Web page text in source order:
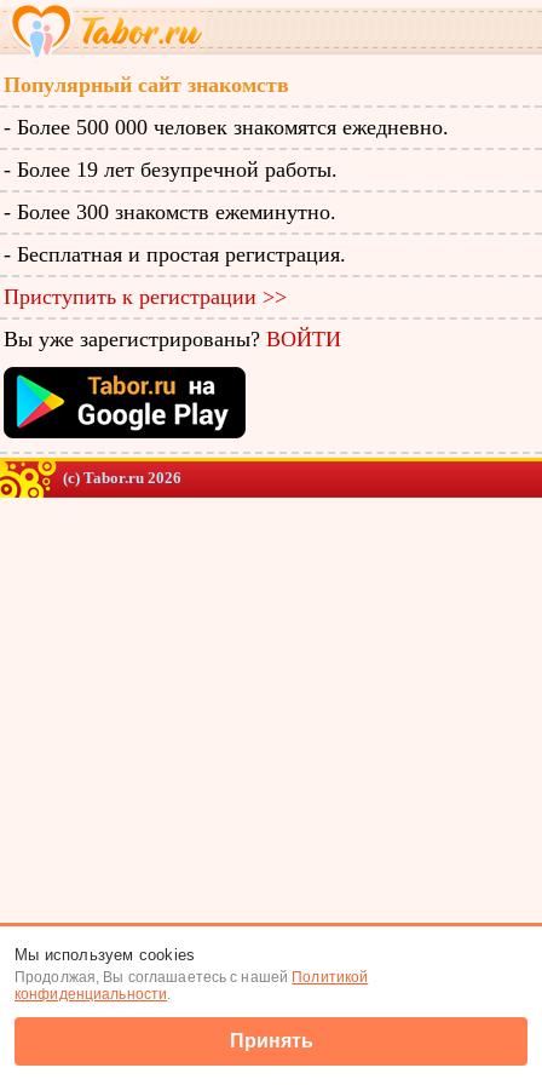
Популярный сайт знакомств
- Более 500 000 человек знакомятся ежедневно.
- Более 19 лет безупречной работы.
- Более 300 знакомств ежеминутно.
- Бесплатная и простая регистрация.
Приступить к регистрации >>
Вы уже зарегистрированы? ВОЙТИ
(c) Tabor.ru 2026
Мы используем cookies
Продолжая, Вы соглашаетесь с нашей Политикой
конфиденциальности.
Принять